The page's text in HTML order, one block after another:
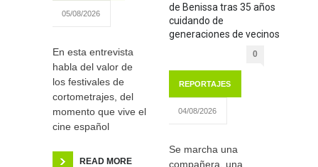
05/08/2026
En esta entrevista
habla del valor de
los festivales de
cortometrajes, del
momento que vive el
cine español
READ MORE
de Benissa tras 35 años
cuidando de
generaciones de vecinos
0
REPORTAJES
04/08/2026
Se marcha una
compañera, una